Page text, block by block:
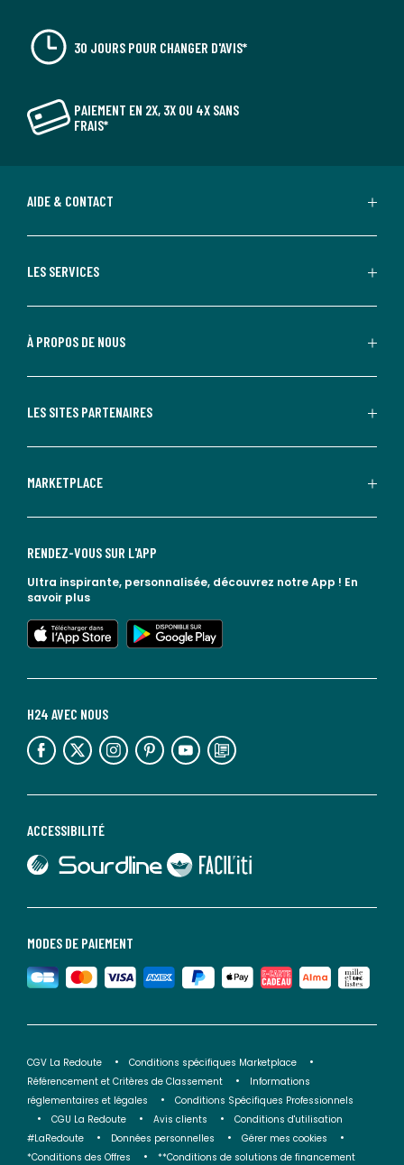
30 JOURS POUR CHANGER D'AVIS*
PAIEMENT EN 2X, 3X OU 4X SANS
FRAIS*
AIDE & CONTACT
LES SERVICES
À PROPOS DE NOUS
LES SITES PARTENAIRES
MARKETPLACE
MODES DE PAIEMENT
ACCESSIBILITÉ
lien vers Faciliti
H24 AVEC NOUS
lien vers l'espace réseaux sociaux lien vers l'espace réseaux sociaux lien vers l'espace réseaux sociaux lien vers l'espace réseaux sociaux lien vers l'espace réseaux sociaux lien vers le blog la redoute
RENDEZ-VOUS SUR L'APP
Ultra inspirante, personnalisée, découvrez notre App ! En
savoir plus
lien vers l'app store
lien vers google play
CGV La Redoute
Conditions spécifiques Marketplace
Référencement et Critères de Classement
Informations
réglementaires et légales
Conditions Spécifiques Professionnels
CGU La Redoute
Avis clients
Conditions d'utilisation
#LaRedoute
Données personnelles
Gérer mes cookies
*Conditions des Offres
**Conditions de solutions de financement